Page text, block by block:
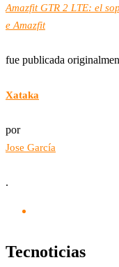
Amazfit GTR 2 LTE: el
e Amazfit
fue publicada
Xataka
por
Jose García
.
Tecnoticias